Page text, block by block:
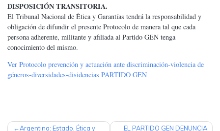
DISPOSICIÓN TRANSITORIA.
El Tribunal Nacional de Ética y Garantías tendrá la responsabilidad y
obligación de difundir el presente Protocolo de manera tal que cada
persona adherente, militante y afiliada al Partido GEN tenga
conocimiento del mismo.
Ver Protocolo prevención y actuación ante discriminación-violencia de
géneros-diversidades-disidencias PARTIDO GEN
Argentina: Estado, Ética y
EL PARTIDO GEN DENUNCIA